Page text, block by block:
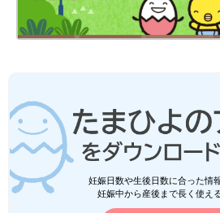
妊娠日数や生後日数に合った情
妊娠中から産後まで長く使え